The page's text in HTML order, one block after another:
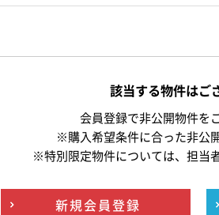
該当する物件はご
会員登録で非公開物件を
※購入希望条件に合った非公
※特別限定物件については、担当
新規会員登録